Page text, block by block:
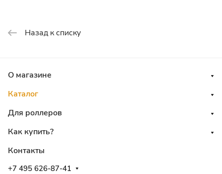
Назад к списку
О магазине
Каталог
Для роллеров
Как купить?
Контакты
+7 495 626-87-41